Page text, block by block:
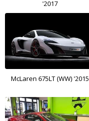
'2017
McLaren 675LT (WW) '2015